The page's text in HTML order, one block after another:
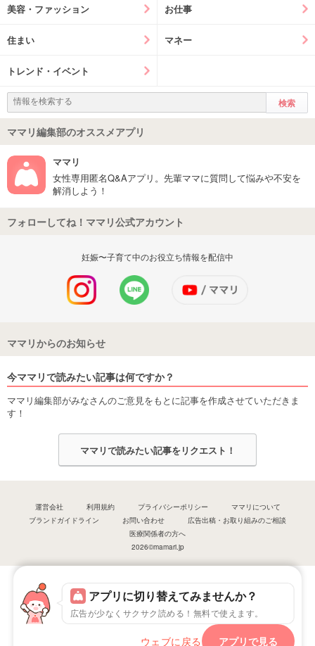
アプリに切り替えてみませんか？
広告が少なくサクサク読める！無料で使えます。
ウェブに戻る アプリで見る
美容・ファッション お仕事
住まい マネー
トレンド・イベント
ママリ編集部のオススメアプリ
ママリ
女性専用匿名Q&Aアプリ。先輩ママに質問して悩みや不安を
解消しよう！
フォローしてね！ママリ公式アカウント
妊娠〜子育て中のお役立ち情報を配信中
ママリからのお知らせ
今ママリで読みたい記事は何ですか？
ママリ編集部がみなさんのご意見をもとに記事を作成させていただきま
す！
ママリで読みたい記事をリクエスト！
運営会社 利用規約 プライバシーポリシー
ママリについて
ブランドガイドライン
お問い合わせ
広告出稿・お取り組みのご相談
医療関係者の方へ
2026©mamari.jp